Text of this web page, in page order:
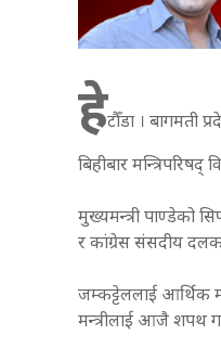
हेटौँडा । बागमती
बिहीबार मन्त्रिपरिषद्
मुख्यमन्त्री पाण्डेको
र कांग्रेस संसदीय
जम्कट्टेललाई आर्थिक
मन्त्रीलाई आजै शपथ